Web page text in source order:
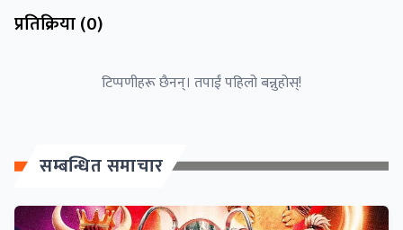
प्रतिक्रिया (0)
टिप्पणीहरू छैनन्। तपाईं पहिलो बन्नुहोस्!
सम्बन्धित समाचार